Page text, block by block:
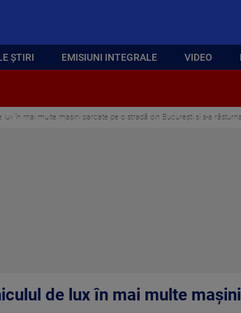
ȘTIRI EMISIUNI INTEGRALE VIDEO
lux în mai multe mașini parcate pe o stradă din București și s-a
de lux în mai multe